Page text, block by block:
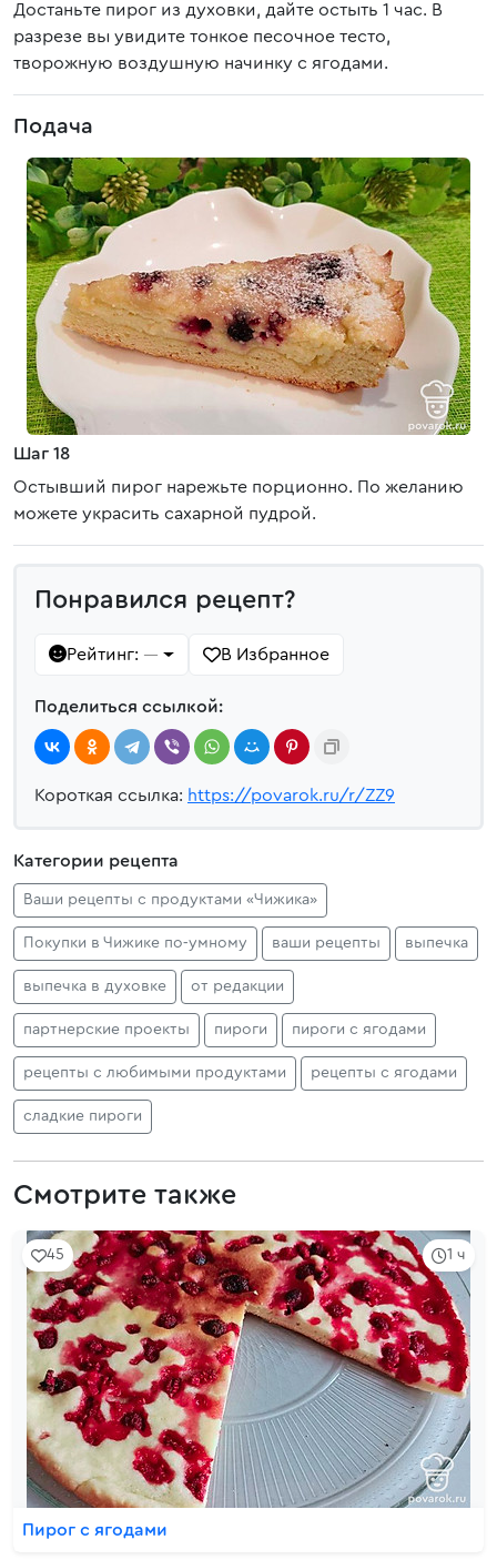
Достаньте пирог из духовки, дайте остыть 1 час. В
разрезе вы увидите тонкое песочное тесто,
творожную воздушную начинку с ягодами.
Подача
Шаг 18
Остывший пирог нарежьте порционно. По желанию
можете украсить сахарной пудрой.
Понравился рецепт?
Рейтинг: — В Избранное
Поделиться ссылкой:
Короткая ссылка: https://povarok.ru/r/ZZ9
Категории рецепта
Ваши рецепты с продуктами «Чижика»
Покупки в Чижике по‑умному ваши рецепты выпечка
выпечка в духовке от редакции
партнерские проекты пироги пироги с ягодами
рецепты с любимыми продуктами рецепты с ягодами
сладкие пироги
Смотрите также
1 ч
45
Пирог с ягодами